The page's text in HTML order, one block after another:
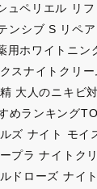
ュペリエル リ
ンシブ S リペ
用ホワイトニン
スナイトクリー
大人のニキビ
めランキング
ズ ナイト モイ
プラ ナイトク
ドローズ ナイ